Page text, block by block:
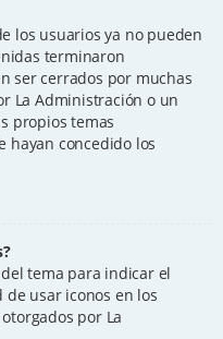
los usuarios ya no pueden
terminaron
ser cerrados por muchas
La Administración o un
propios temas
hayan concedido los
tema para indicar el
usar iconos en los
por La